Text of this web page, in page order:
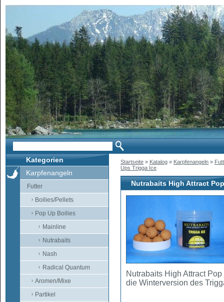
Kategorien
Karpfenangeln
Futter
Boilies/Pellets
Pop Up Boilies
Mainline
Nutrabaits
Nash
Radical Quantum
Aromen/Mixe
Partikel
Startseite » Katalog » Karpfenangeln »
Ups Trigga Ice
Nutrabaits High Attract
Nutrabaits High Attract
die Winterversion des